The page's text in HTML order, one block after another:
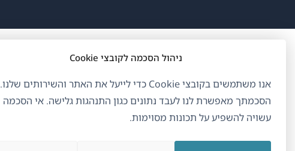
ניהול הסכמה לקובצי Cookie
אנו משתמשים בקובצי Cookie כדי לייעל את האתר והשירותים שלנו.
הסכמתך מאפשרת לנו לעבד נתונים כגון התנהגות גלישה. אי הסכמה
עשויה להשפיע על תכונות מסוימות.